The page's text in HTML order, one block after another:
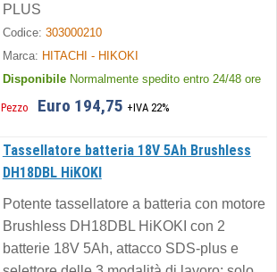
PLUS
Codice: 303000210
Marca: HITACHI - HIKOKI
Disponibile Normalmente spedito entro 24/48 ore
Pezzo Euro 194,75 +IVA 22%
Tassellatore batteria 18V 5Ah Brushless
DH18DBL HiKOKI
Potente tassellatore a batteria con motore
Brushless DH18DBL HiKOKI con 2
batterie 18V 5Ah, attacco SDS-plus e